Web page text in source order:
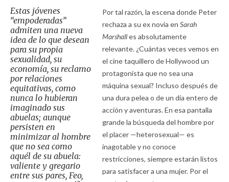
Estas jóvenes
“empoderadas”
admiten una nueva
idea de lo que desean
para su propia
sexualidad, su
economía, su reclamo
por relaciones
equitativas, como
nunca lo hubieran
imaginado sus
abuelas; aunque
persisten en
minimizar al hombre
que no sea como
aquél de su abuela:
valiente y gregario
entre sus pares, Feo,
Por tal razón, la escena donde Peter
rechaza a su ex novia en Sarah
Marshalles absolutamente
relevante. ¿Cuántas veces vemos en
el cine taquillero de Hollywood un
protagonista que no sea una
máquina sexual? Incluso después de
una dura pelea o de un día entero de
acción y aventuras. En esa pantalla
grande la búsqueda del hombre por
el placer —heterosexual— es
inagotable y no conoce
restricciones, siempre estarán listos
para satisfacer a una mujer. Por el